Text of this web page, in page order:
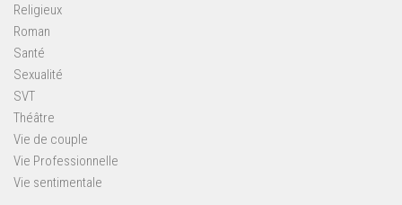
Religieux
Roman
Santé
Sexualité
SVT
Théâtre
Vie de couple
Vie Professionnelle
Vie sentimentale